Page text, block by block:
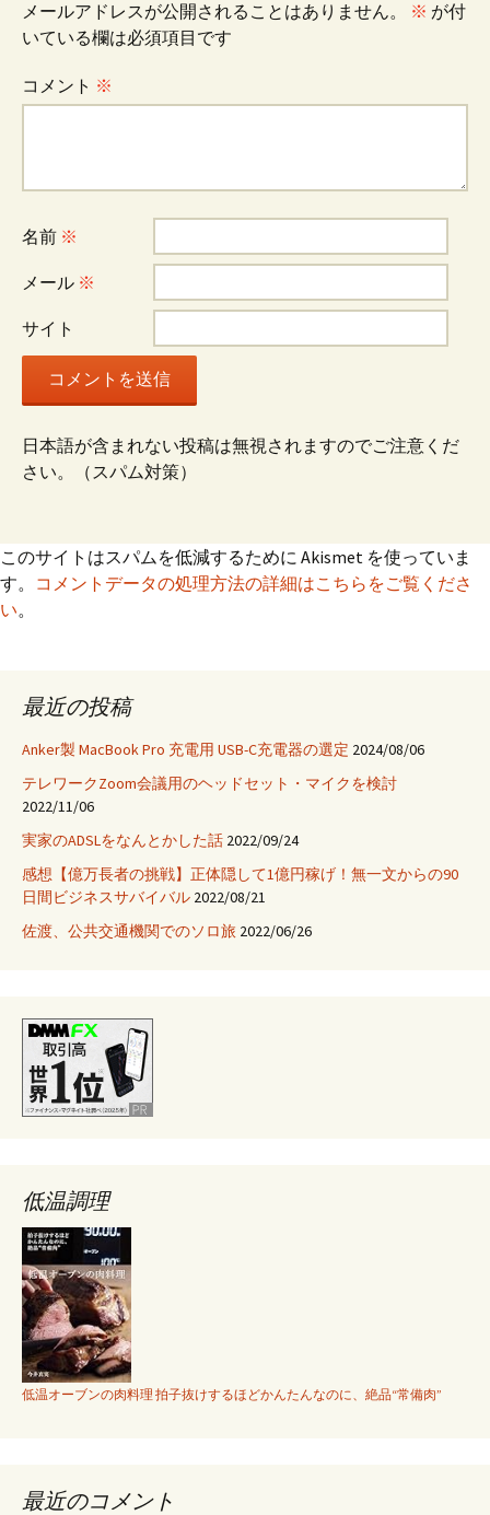
メールアドレスが公開されることはありません。 ※ が付
いている欄は必須項目です
コメント ※
名前 ※
メール ※
サイト
日本語が含まれない投稿は無視されますのでご注意くだ
さい。（スパム対策）
このサイトはスパムを低減するために Akismet を使っていま
す。 コメントデータの処理方法の詳細はこちらをご覧くださ
い。
最近の投稿
Anker製 MacBook Pro 充電用 USB-C充電器の選定 2024/08/06
テレワークZoom会議用のヘッドセット・マイクを検討
2022/11/06
実家のADSLをなんとかした話 2022/09/24
感想【億万長者の挑戦】正体隠して1億円稼げ！無一文からの90
日間ビジネスサバイバル 2022/08/21
佐渡、公共交通機関でのソロ旅 2022/06/26
低温調理
低温オーブンの肉料理 拍子抜けするほどかんたんなのに、絶品“常備肉”
最近のコメント